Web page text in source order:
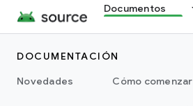
Documentos
DOCUMENTACIÓN
Novedades
Cómo comenzar